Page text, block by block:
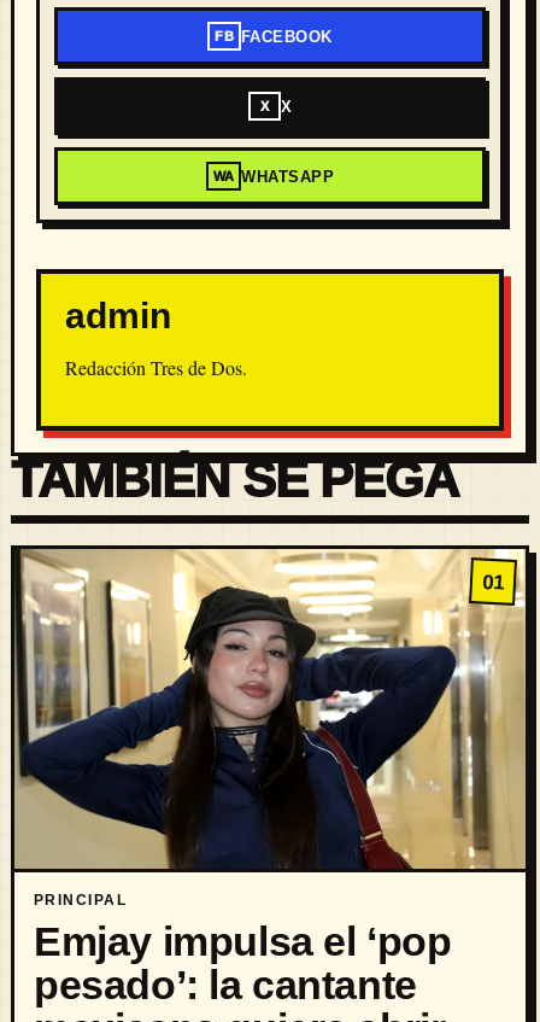
FB FACEBOOK
X X
WA WHATSAPP
admin
Redacción Tres de Dos.
TAMBIÉN SE PEGA
01
PRINCIPAL
Emjay impulsa el ‘pop
pesado’: la cantante